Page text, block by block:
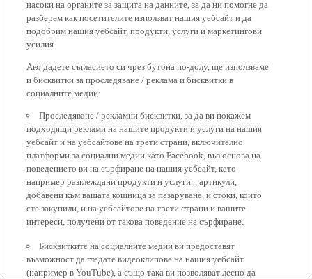
насоки на органите за защита на данните, за да ни помогне да
разберем как посетителите използват нашия уебсайт и да
подобрим нашия уебсайт, продукти, услуги и маркетингови
усилия.
Ако дадете съгласието си чрез бутона по-долу, ще използваме
и бисквитки за проследяване / реклама и бисквитки в
социалните медии:
Проследяване / рекламни бисквитки, за да ви покажем
подходящи реклами на нашите продукти и услуги на нашия
уебсайт и на уебсайтове на трети страни, включително
платформи за социални медии като Facebook, въз основа на
поведението ви на сърфиране на нашия уебсайт, като
например разглеждани продукти и услуги. , артикули,
добавени към вашата кошница за пазаруване, и стоки, които
сте закупили, и на уебсайтове на трети страни и вашите
интереси, получени от такова поведение на сърфиране.
Бисквитките на социалните медии ви предоставят
възможност да гледате видеоклипове на нашия уебсайт
(например в YouTube), а също така ви позволяват лесно да